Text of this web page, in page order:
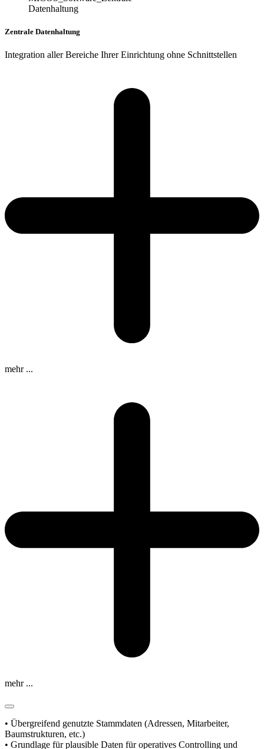
Zentrale Datenhaltung
Integration aller Bereiche Ihrer Einrichtung ohne Schnittstellen
mehr ...
mehr ...
• Übergreifend genutzte Stammdaten (Adressen, Mitarbeiter,
Baumstrukturen, etc.)
• Grundlage für plausible Daten für operatives Controlling und